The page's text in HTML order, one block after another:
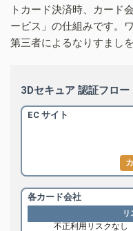
トカード決済時、カード
ービス」の仕組みです。
第三者によるなりすまし
3Dセキュア 認証フロー
EC サイト
各カード会社
不正利用リスクなし